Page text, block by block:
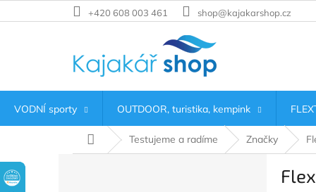
na
+420 608 003 461 shop@kajakarshop.cz
VODNÍ sporty OUTDOOR, turistika, kempink
Domů Testujeme a radíme Značky